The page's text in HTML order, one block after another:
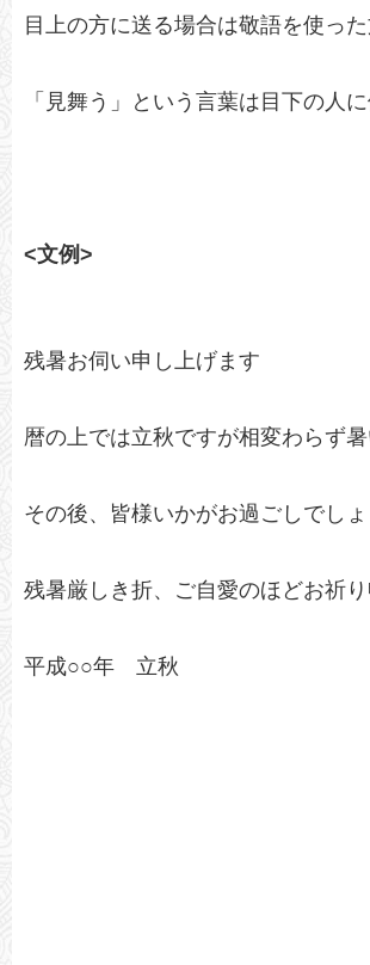
目上の方に送る場合は敬語を使っ
「見舞う」という言葉は目下の人
<文例>
残暑お伺い申し上げます
暦の上では立秋ですが相変わらず
その後、皆様いかがお過ごしでしょ
残暑厳しき折、ご自愛のほどお祈り
平成○○年 立秋